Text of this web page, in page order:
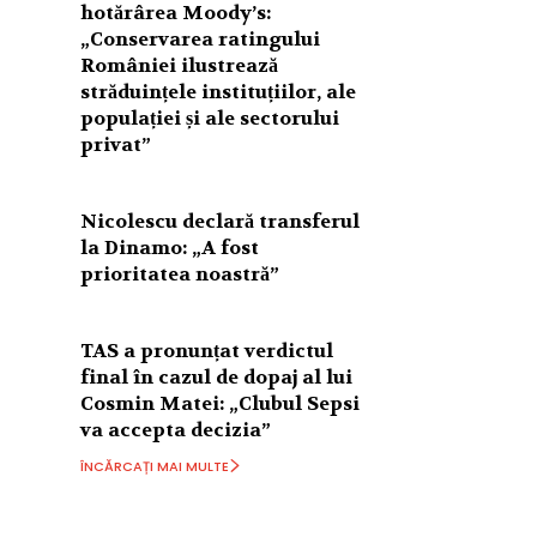
hotărârea Moody’s:
„Conservarea ratingului
României ilustrează
străduințele instituțiilor, ale
populației și ale sectorului
privat”
Nicolescu declară transferul
la Dinamo: „A fost
prioritatea noastră”
TAS a pronunțat verdictul
final în cazul de dopaj al lui
Cosmin Matei: „Clubul Sepsi
va accepta decizia”
ÎNCĂRCAȚI MAI MULTE